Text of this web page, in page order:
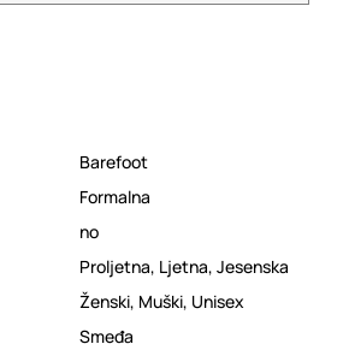
Barefoot
Formalna
no
Proljetna, Ljetna, Jesenska
Ženski, Muški, Unisex
Smeđa